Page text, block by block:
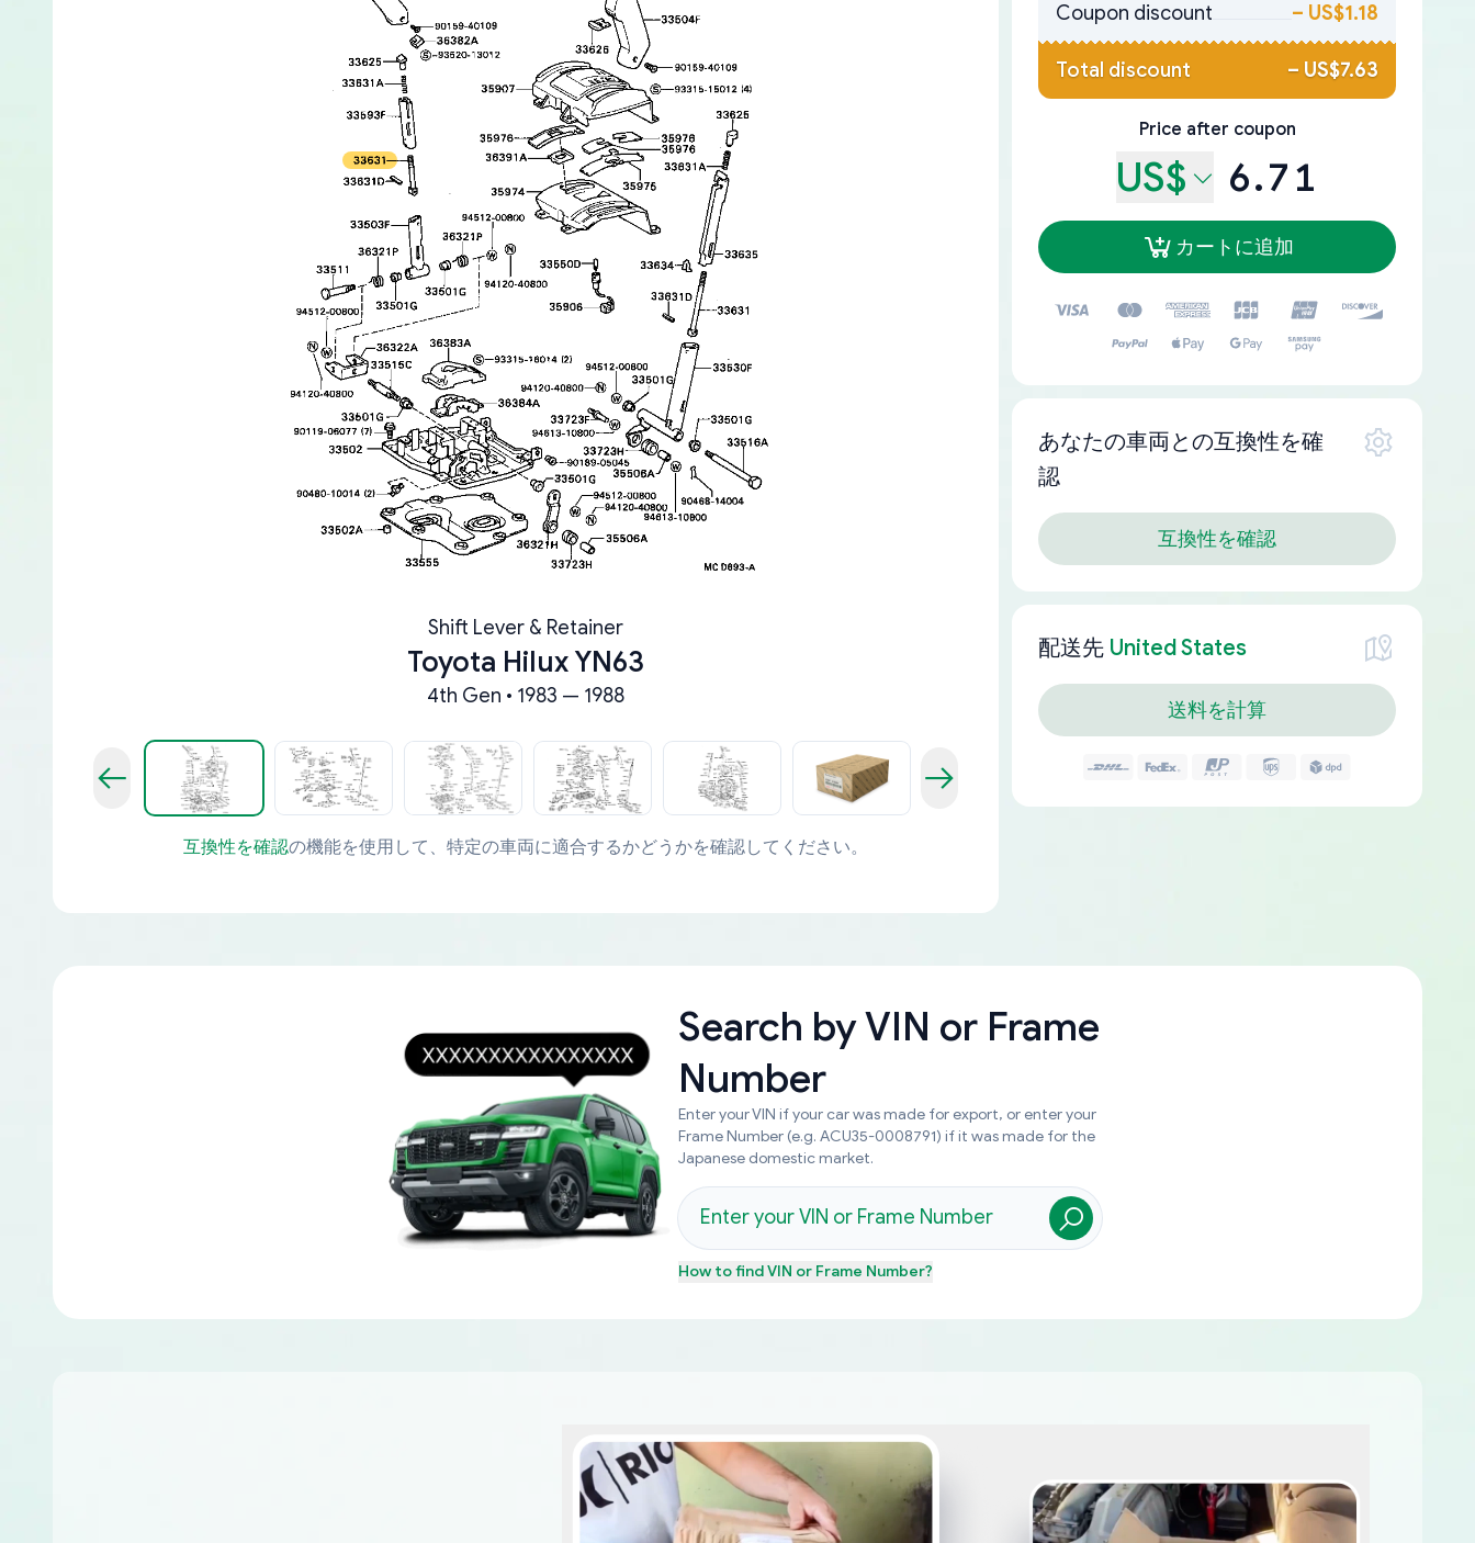
Shift Lever & Retainer
Toyota Hilux YN63
4th Gen • 1983 — 1988
互換性を確認の機能を使用して、特定の車両に適合するかどうかを確認してください。
Coupon discount
– US$1.18
Total discount – US$7.63
Price after coupon
US$ 6.71
カートに追加
あなたの車両との互換性を確
認
互換性を確認
配送先 United States
送料を計算
Search byVIN or Frame
Number
Enter your VIN if your car was made for export, or enter your
Frame Number (e.g. ACU35-0008791) if it was made for the
Japanese domestic market.
How to findVIN or Frame Number?